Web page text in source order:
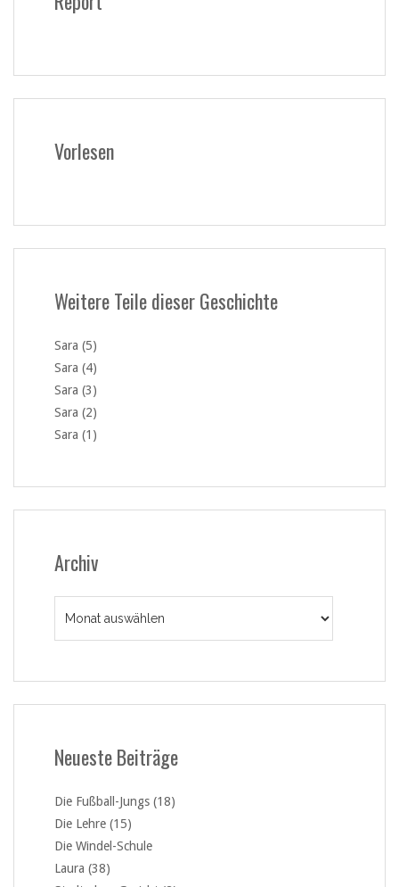
Vorlesen
Weitere Teile dieser Geschichte
Sara (5)
Sara (4)
Sara (3)
Sara (2)
Sara (1)
Archiv
Neueste Beiträge
Die Fußball-Jungs (18)
Die Lehre (15)
Die Windel-Schule
Laura (38)